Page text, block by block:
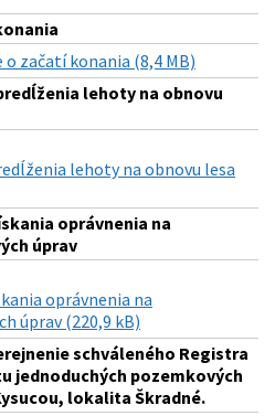
o začatí konania (8,4 MB)
lehoty na obnovu
lehoty na obnovu lesa
oprávnenia na
úprav
oprávnenia na
úprav (220,9 kB)
schváleného Registra
jednoduchých pozemkových
lokalita Škradné.